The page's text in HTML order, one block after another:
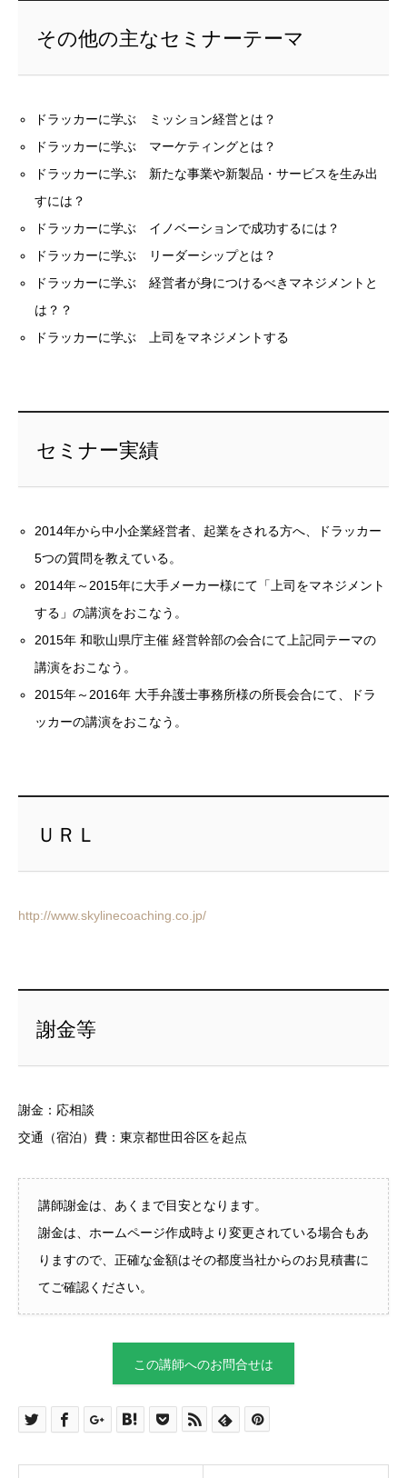
その他の主なセミナーテーマ
ドラッカーに学ぶ ミッション経営とは？
ドラッカーに学ぶ マーケティングとは？
ドラッカーに学ぶ 新たな事業や新製品・サービスを生み出
すには？
ドラッカーに学ぶ イノベーションで成功するには？
ドラッカーに学ぶ リーダーシップとは？
ドラッカーに学ぶ 経営者が身につけるべきマネジメントと
は？？
ドラッカーに学ぶ 上司をマネジメントする
セミナー実績
2014年から中小企業経営者、起業をされる方へ、ドラッカー
5つの質問を教えている。
2014年～2015年に大手メーカー様にて「上司をマネジメント
する」の講演をおこなう。
2015年 和歌山県庁主催 経営幹部の会合にて上記同テーマの
講演をおこなう。
2015年～2016年 大手弁護士事務所様の所長会合にて、ドラ
ッカーの講演をおこなう。
ＵＲＬ
http://www.skylinecoaching.co.jp/
謝金等
謝金：応相談
交通（宿泊）費：東京都世田谷区を起点
講師謝金は、あくまで目安となります。
謝金は、ホームページ作成時より変更されている場合もあ
りますので、正確な金額はその都度当社からのお見積書に
てご確認ください。
この講師へのお問合せは